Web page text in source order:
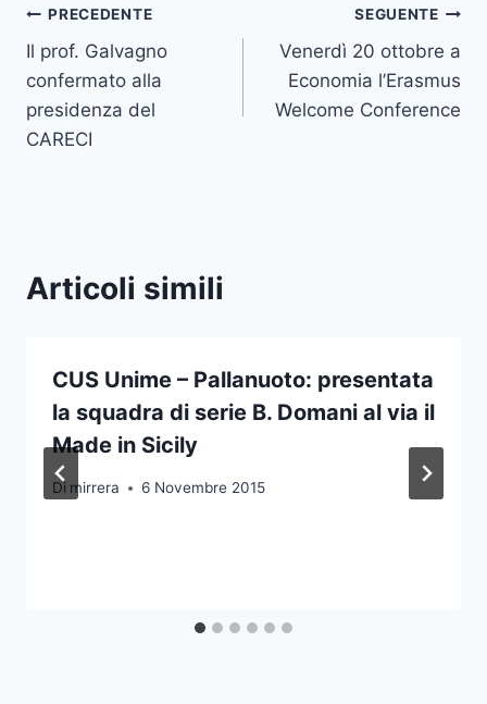
Navigazione
articoli
PRECEDENTE
Il prof. Galvagno
confermato alla
presidenza del
CARECI
SEGUENTE
Venerdì 20 ottobre a
Economia l’Erasmus
Welcome Conference
Articoli simili
CUS Unime – Pallanuoto: presentata
la squadra di serie B. Domani al via il
Made in Sicily
Di mirrera 6 Novembre 2015